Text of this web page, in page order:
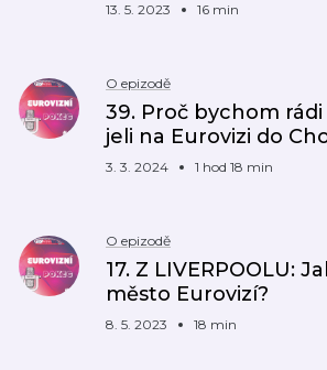
13. 5. 2023 16 min
O epizodě
39. Proč bychom
jeli na Eurovizi do
3. 3. 2024 1 hod 18 min
O epizodě
17. Z LIVERPOOLU:
město Eurovizí?
8. 5. 2023 18 min